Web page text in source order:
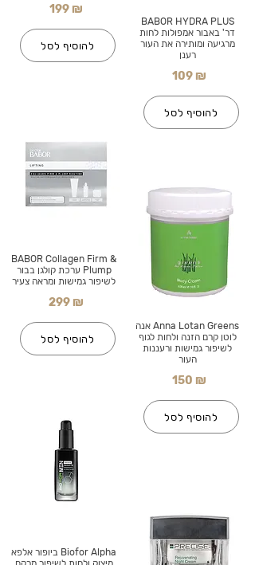
199 ₪
להוסיף לסל
BABOR Collagen Firm &
Plump ערכת קולגן בבור
לשיפור גמישות ומראה צעיר
299 ₪
להוסיף לסל
Biofor Alpha ביופור אלפא
BABOR HYDRA PLUS
דר' באבור אמפולות לחות
מרגיעה ומותירה את העור
רענן
109 ₪
להוסיף לסל
Anna Lotan Greens אנה
לוטן קרם הזנה ולחות לגוף
לשיפור גמישות ורעננות
העור
150 ₪
להוסיף לסל